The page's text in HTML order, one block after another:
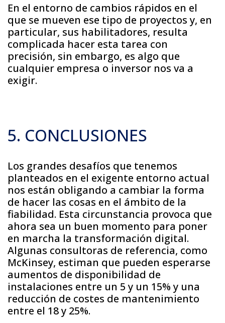
En el entorno de cambios rápidos en el
que se mueven ese tipo de proyectos y, en
particular, sus habilitadores, resulta
complicada hacer esta tarea con
precisión, sin embargo, es algo que
cualquier empresa o inversor nos va a
exigir.
5. CONCLUSIONES
Los grandes desafíos que tenemos
planteados en el exigente entorno actual
nos están obligando a cambiar la forma
de hacer las cosas en el ámbito de la
fiabilidad. Esta circunstancia provoca que
ahora sea un buen momento para poner
en marcha la transformación digital.
Algunas consultoras de referencia, como
McKinsey, estiman que pueden esperarse
aumentos de disponibilidad de
instalaciones entre un 5 y un 15% y una
reducción de costes de mantenimiento
entre el 18 y 25%.